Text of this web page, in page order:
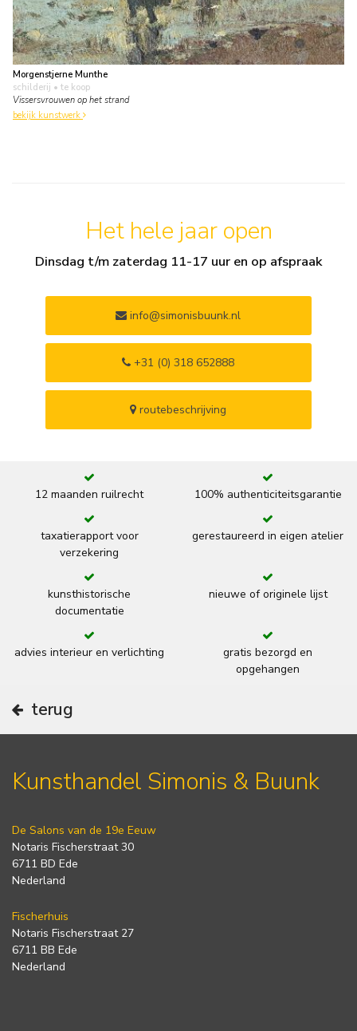
Morgenstjerne Munthe
schilderij • te koop
Vissersvrouwen op het strand
bekijk kunstwerk
Het hele jaar open
Dinsdag t/m zaterdag 11-17 uur en op afspraak
info@simonisbuunk.nl
+31 (0) 318 652888
routebeschrijving
12 maanden ruilrecht 100% authenticiteitsgarantie
taxatierapport voor
verzekering
gerestaureerd in eigen atelier
kunsthistorische
documentatie
nieuwe of originele lijst
advies interieur en verlichting
gratis bezorgd en
opgehangen
terug
Kunsthandel Simonis & Buunk
De Salons van de 19e Eeuw
Notaris Fischerstraat 30
6711 BD Ede
Nederland
Fischerhuis
Notaris Fischerstraat 27
6711 BB Ede
Nederland